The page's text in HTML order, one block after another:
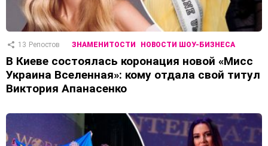
13 Репостов ЗНАМЕНИТОСТИ НОВОСТИ ШОУ-БИЗНЕСА
В Киеве состоялась коронация новой «Мисс
Украина Вселенная»: кому отдала свой титул
Виктория Апанасенко